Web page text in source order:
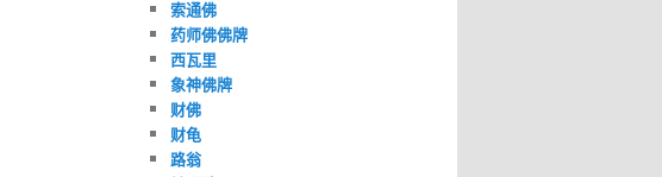
索通佛
药师佛佛牌
西瓦里
象神佛牌
财佛
财龟
路翁